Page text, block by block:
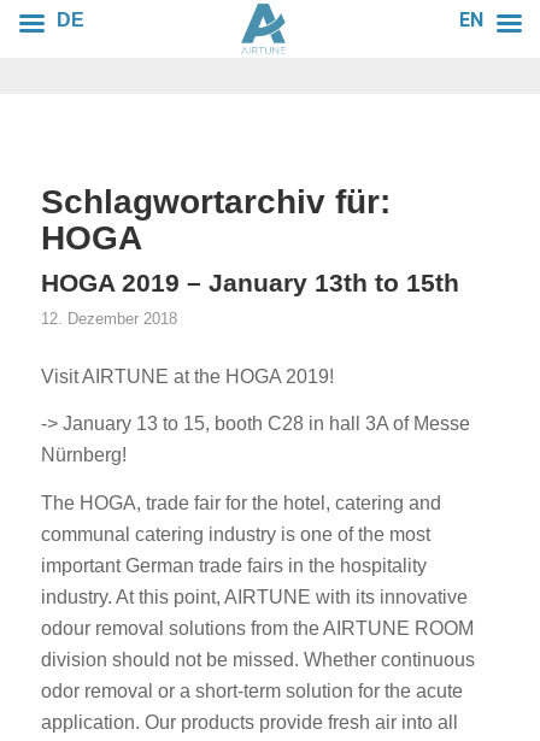
Schlagwortarchiv für:
HOGA
HOGA 2019 – January 13th to 15th
12. Dezember 2018
Visit AIRTUNE at the HOGA 2019!
-> January 13 to 15, booth C28 in hall 3A of Messe
Nürnberg!
The HOGA, trade fair for the hotel, catering and
communal catering industry is one of the most
important German trade fairs in the hospitality
industry. At this point, AIRTUNE with its innovative
odour removal solutions from the AIRTUNE ROOM
division should not be missed. Whether continuous
odor removal or a short-term solution for the acute
application. Our products provide fresh air into all
DE EN